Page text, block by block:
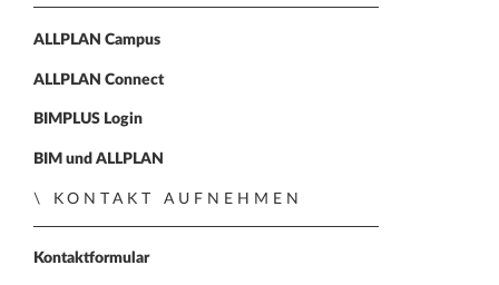
ALLPLAN Campus
ALLPLAN Connect
BIMPLUS Login
BIM und ALLPLAN
KONTAKT AUFNEHMEN
Kontaktformular